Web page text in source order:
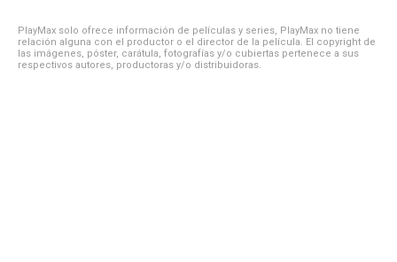
PlayMax solo ofrece información de películas y series, PlayMax no tiene
relación alguna con el productor o el director de la película. El copyright de
las imágenes, póster, carátula, fotografías y/o cubiertas pertenece a sus
respectivos autores, productoras y/o distribuidoras.